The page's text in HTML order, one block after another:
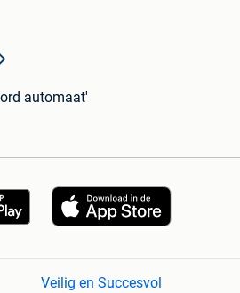
automaat'
Veilig en Succesvol